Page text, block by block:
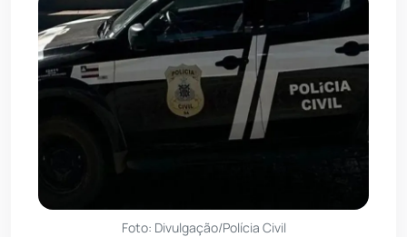
Foto: Divulgação/Polícia Civil